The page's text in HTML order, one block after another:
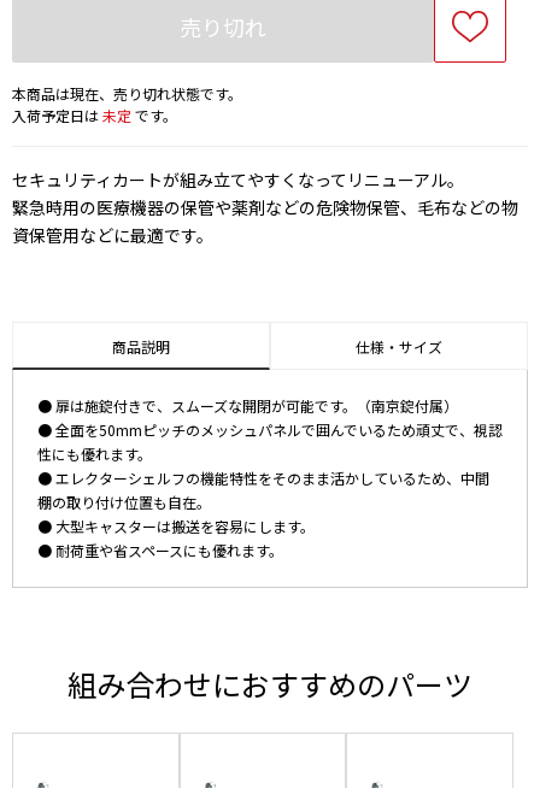
売り切れ
本商品は現在、売り切れ状態です。
入荷予定日は未定 です。
セキュリティカートが組み立てやすくなってリニューアル。
緊急時用の医療機器の保管や薬剤などの危険物保管、毛布などの物
資保管用などに最適です。
商品説明 仕様・サイズ
● 扉は施錠付きで、スムーズな開閉が可能です。（南京錠付属）
● 全面を50mmピッチのメッシュパネルで囲んでいるため頑丈で、視認
性にも優れます。
● エレクターシェルフの機能特性をそのまま活かしているため、中間
棚の取り付け位置も自在。
● 大型キャスターは搬送を容易にします。
● 耐荷重や省スペースにも優れます。
組み合わせにおすすめのパーツ